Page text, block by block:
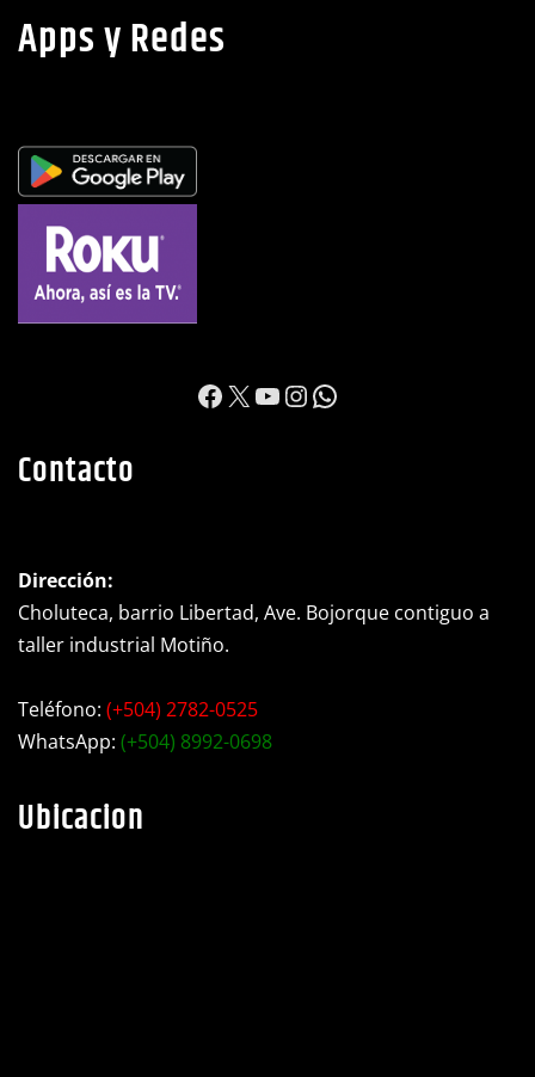
Apps y Redes
https://
X YouTube
Instagram
WhatsApp
Contacto
Dirección:
Choluteca, barrio Libertad, Ave. Bojorque contiguo a
taller industrial Motiño.
Teléfono: (+504) 2782-0525
WhatsApp: (+504) 8992-0698
Ubicacion